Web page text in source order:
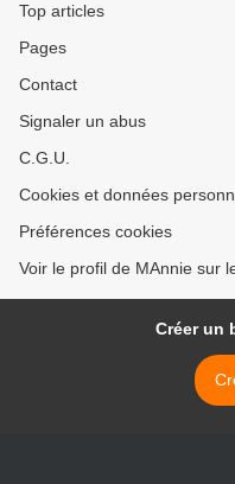
Top articles
Pages
Contact
Signaler un abus
C.G.U.
Cookies et données
Préférences cookies
Voir le profil de MAnnie sur
Créer un